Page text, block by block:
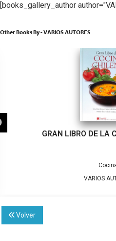
[books_gallery_author
Other Books By - VARIOS AUTORES
GRAN LIBRO DE LA
VARIOS
Volver